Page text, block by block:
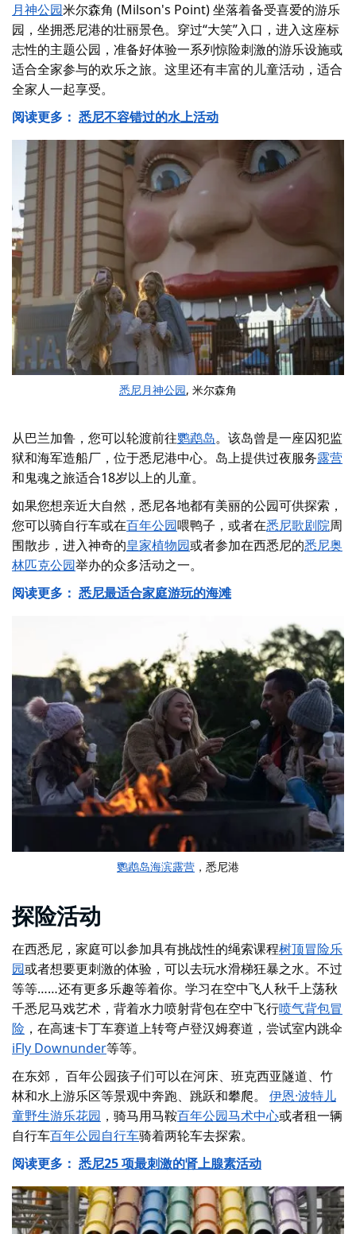
月神公园米尔森角 (Milson's Point) 坐落着备受喜爱的游乐
园，坐拥悉尼港的壮丽景色。穿过“大笑”入口，进入这座标
志性的主题公园，准备好体验一系列惊险刺激的游乐设施或
适合全家参与的欢乐之旅。这里还有丰富的儿童活动，适合
全家人一起享受。
阅读更多： 悉尼不容错过的水上活动
悉尼月神公园, 米尔森角
从巴兰加鲁，您可以轮渡前往鹦鹉岛。该岛曾是一座囚犯监
狱和海军造船厂，位于悉尼港中心。岛上提供过夜服务露营
和鬼魂之旅适合18岁以上的儿童。
如果您想亲近大自然，悉尼各地都有美丽的公园可供探索，
您可以骑自行车或在百年公园喂鸭子，或者在悉尼歌剧院周
围散步， 进入神奇的皇家植物园或者参加在西悉尼的悉尼奥
林匹克公园举办的众多活动之一。
阅读更多： 悉尼最适合家庭游玩的海滩
鹦鹉岛海滨露营 ，悉尼港
探险活动
在西悉尼，家庭可以参加具有挑战性的绳索课程树顶冒险乐
园或者想要更刺激的体验，可以去玩水滑梯狂暴之水。不过
等等……还有更多乐趣等着你。学习在空中飞人秋千上荡秋
千悉尼马戏艺术 ， 背着水力喷射背包在空中飞行喷气背包冒
险 ，在高速卡丁车赛道上转弯卢登汉姆赛道 ， 尝试室内跳伞
iFly Downunder等等。
在东郊， 百年公园孩子们可以在河床、班克西亚隧道、竹
林和水上游乐区等景观中奔跑、跳跃和攀爬。 伊恩·波特儿
童野生游乐花园 ，骑马用马鞍百年公园马术中心或者租一辆
自行车百年公园自行车骑着两轮车去探索。
阅读更多： 悉尼25 项最刺激的肾上腺素活动